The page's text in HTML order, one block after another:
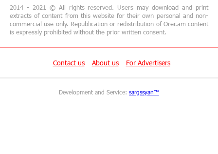
Support, “Space 1.0” Is Being Introduced in 15
Schools Across Armenia
Portfolio in 2025
2014 - 2021 © All rights reserved. Users may download and print
extracts of content from this website for their own personal and non-
commercial use only. Republication or redistribution of Orer.am content
is expressly prohibited without the prior written consent.
Contact us About us For Advertisers
Development and Service: sargssyan™